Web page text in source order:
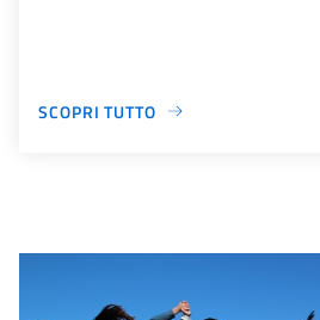
SCOPRI TUTTO